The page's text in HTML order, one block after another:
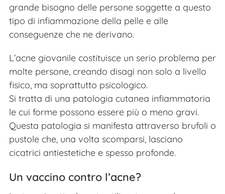
grande bisogno delle persone soggette a questo
tipo di infiammazione della pelle e alle
conseguenze che ne derivano.
L’acne giovanile costituisce un serio problema per
molte persone, creando disagi non solo a livello
fisico, ma soprattutto psicologico.
Si tratta di una patologia cutanea infiammatoria
le cui forme possono essere più o meno gravi.
Questa patologia si manifesta attraverso brufoli o
pustole che, una volta scomparsi, lasciano
cicatrici antiestetiche e spesso profonde.
Un vaccino contro l’acne?